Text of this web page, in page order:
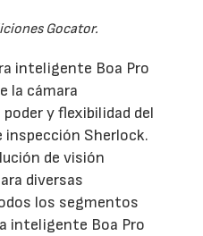
Gocator.
inteligente Boa Pro
la cámara
y flexibilidad del
Sherlock.
de visión
diversas
los segmentos
inteligente Boa Pro